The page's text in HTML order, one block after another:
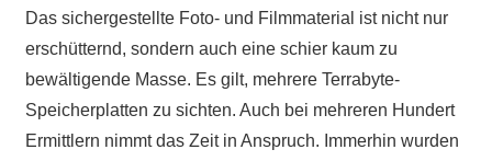
Das sichergestellte Foto- und Filmmaterial ist nicht nur
erschütternd, sondern auch eine schier kaum zu
bewältigende Masse. Es gilt, mehrere Terrabyte-
Speicherplatten zu sichten. Auch bei mehreren Hundert
Ermittlern nimmt das Zeit in Anspruch. Immerhin wurden